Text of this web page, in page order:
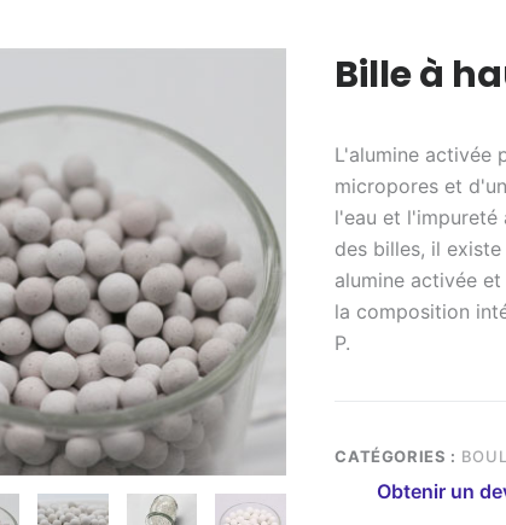
Bille à
L'alumine activée
micropores et
l'eau et l'impureté
des billes, il
alumine activée
la composition
P.
CATÉGORIES :
Obtenir un